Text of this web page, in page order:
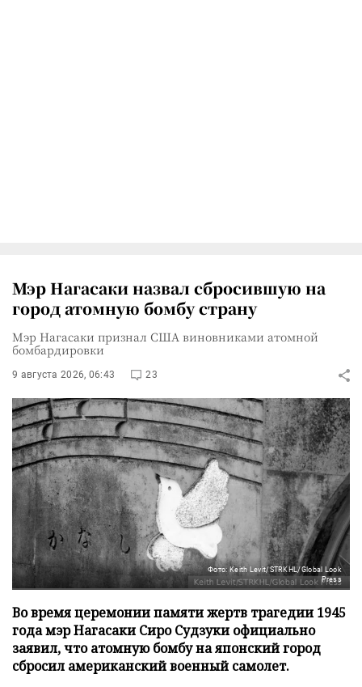
Мэр Нагасаки назвал сбросившую на
город атомную бомбу страну
Мэр Нагасаки признал США виновниками атомной
бомбардировки
9 августа 2026, 06:43 23
Фото: Keith Levit/STRKHL/Global Look
Press
Во время церемонии памяти жертв трагедии 1945
года мэр Нагасаки Сиро Судзуки официально
заявил, что атомную бомбу на японский город
сбросил американский военный самолет.